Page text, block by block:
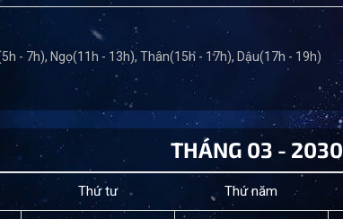
- 7h), Ngọ(11h - 13h), Thân(15h - 17h), Dậu(17h - 19h)
THÁNG 03 - 2030
Thứ tư Thứ năm